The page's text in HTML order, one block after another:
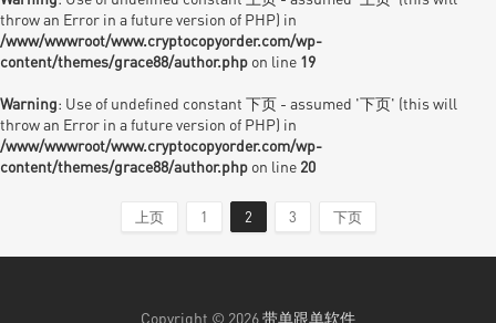
throw an Error in a future version of PHP) in
/www/wwwroot/www.cryptocopyorder.com/wp-
content/themes/grace88/author.php on line 19
Warning: Use of undefined constant 下页 - assumed '下页' (this will
throw an Error in a future version of PHP) in
/www/wwwroot/www.cryptocopyorder.com/wp-
content/themes/grace88/author.php on line 20
上页 1 2 3 下页
Copyright © 2026带单跟单软件